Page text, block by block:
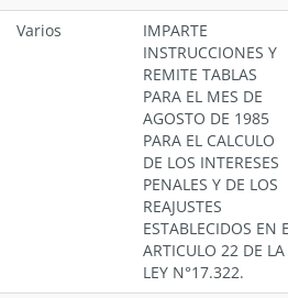
Varios
IMPARTE
INSTRUCCIONES Y
REMITE TABLAS
PARA EL MES DE
AGOSTO DE 1985
PARA EL CALCULO
DE LOS INTERESES
PENALES Y DE LOS
REAJUSTES
ESTABLECIDOS EN
ARTICULO 22 DE LA
LEY N°17.322.